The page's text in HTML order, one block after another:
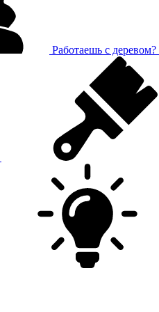
Работаешь с деревом?